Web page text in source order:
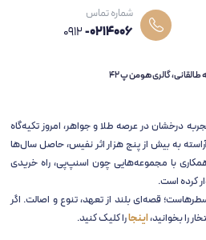
شماره تماس
0912-0214006
گالری هومن پ 42
درخشان در عرصه طلا و جواهر، امروز تکیه‌گاه
به بیش از پنج هزار اثر نفیس، حاصل سال‌ها
با مجموعه‌هایی چون اسنپ‌پی، راه خریدی
کرده است.
قصه‌ای بلند از تعهد، تنوع و اصالت. اگر
را بخوانید،اینجارا کلیک کنید.